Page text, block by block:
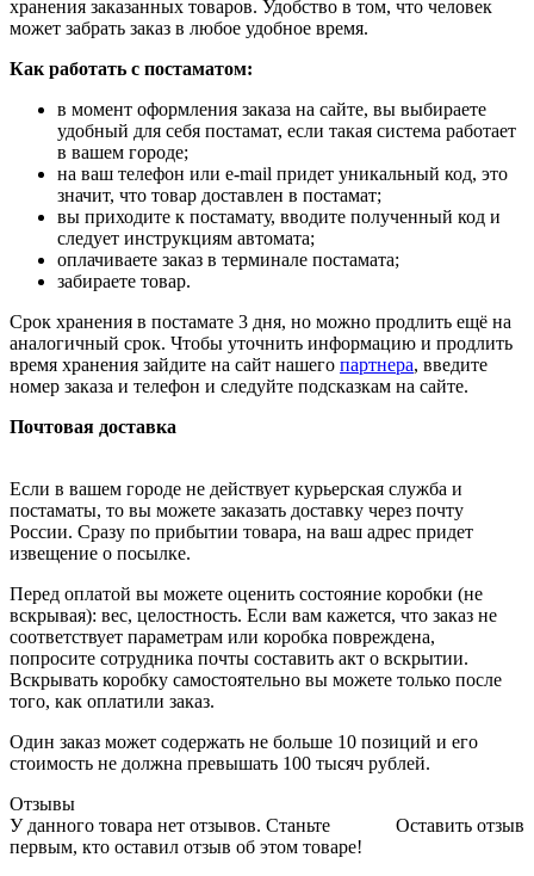
хранения заказанных товаров. Удобство в том, что человек
может забрать заказ в любое удобное время.
Как работать с постаматом:
в момент оформления заказа на сайте, вы выбираете
удобный для себя постамат, если такая система работает
в вашем городе;
на ваш телефон или e-mail придет уникальный код, это
значит, что товар доставлен в постамат;
вы приходите к постамату, вводите полученный код и
следует инструкциям автомата;
оплачиваете заказ в терминале постамата;
забираете товар.
Срок хранения в постамате 3 дня, но можно продлить ещё на
аналогичный срок. Чтобы уточнить информацию и продлить
время хранения зайдите на сайт нашего партнера, введите
номер заказа и телефон и следуйте подсказкам на сайте.
Почтовая доставка
Если в вашем городе не действует курьерская служба и
постаматы, то вы можете заказать доставку через почту
России. Сразу по прибытии товара, на ваш адрес придет
извещение о посылке.
Перед оплатой вы можете оценить состояние коробки (не
вскрывая): вес, целостность. Если вам кажется, что заказ не
соответствует параметрам или коробка повреждена,
попросите сотрудника почты составить акт о вскрытии.
Вскрывать коробку самостоятельно вы можете только после
того, как оплатили заказ.
Один заказ может содержать не больше 10 позиций и его
стоимость не должна превышать 100 тысяч рублей.
Отзывы
Оставить отзыв
У данного товара нет отзывов. Станьте
первым, кто оставил отзыв об этом товаре!